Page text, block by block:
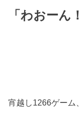
「わおーん
宵越し1266ゲーム